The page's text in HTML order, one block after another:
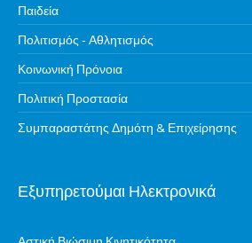
Παιδεία
Πολιτισμός - Αθλητισμός
Κοινωνική Πρόνοια
Πολιτική Προστασία
Συμπαραστάτης Δημότη & Επιχείρησης
Εξυπηρετούμαι Ηλεκτρονικά